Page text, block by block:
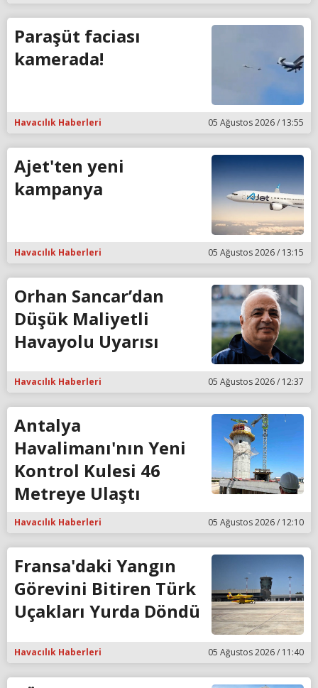
Paraşüt faciası
kamerada!
Havacılık Haberleri 05 Ağustos 2026 / 13:55
Ajet'ten yeni
kampanya
Havacılık Haberleri 05 Ağustos 2026 / 13:15
Orhan Sancar’dan
Düşük Maliyetli
Havayolu Uyarısı
Havacılık Haberleri 05 Ağustos 2026 / 12:37
Antalya
Havalimanı'nın Yeni
Kontrol Kulesi 46
Metreye Ulaştı
Havacılık Haberleri 05 Ağustos 2026 / 12:10
Fransa'daki Yangın
Görevini Bitiren Türk
Uçakları Yurda Döndü
Havacılık Haberleri 05 Ağustos 2026 / 11:40